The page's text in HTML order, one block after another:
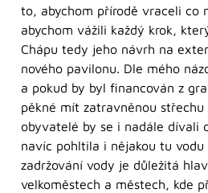
to, abychom přírodě vraceli co
abychom vážili každý krok,
Chápu tedy jeho návrh na
nového pavilonu. Dle mého
a pokud by byl financován z
pěkné mít zatravněnou
obyvatelé by se i nadále dívali
navíc pohltila i nějakou tu vodu
zadržování vody je důležitá
velkoměstech a městech, kde